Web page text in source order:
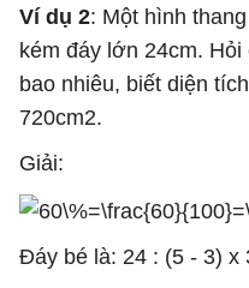
Ví dụ 2: Một hình
kém đáy lớn 24cm.
bao nhiêu, biết diện
720cm2.
Giải:
Đáy bé là: 24 : (5 - 3) x